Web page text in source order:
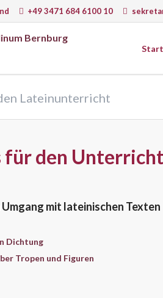
+49 3471 684 6100 10
Mathematik
Physik
Informatik
PC und
Lateinunterricht
für den
mit lateinischen Texten
Dichtung
Tropen und Figuren